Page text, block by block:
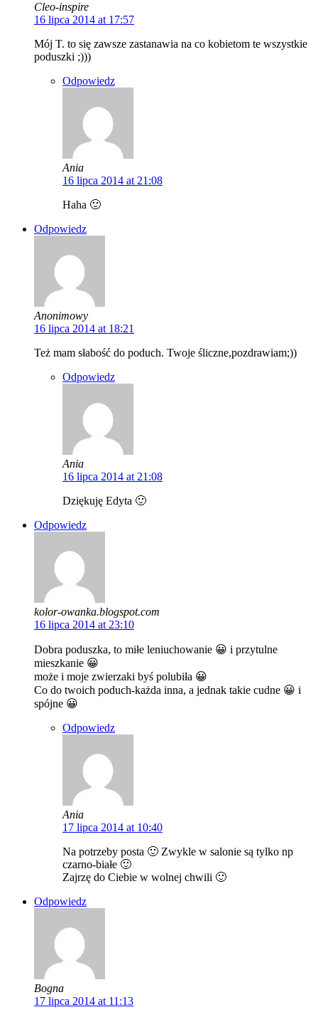
Cleo-inspire
16 lipca 2014 at 17:57
Mój T. to się zawsze zastanawia na co kobietom te wszystkie
poduszki ;)))
Odpowiedz
Ania
16 lipca 2014 at 21:08
Haha 🙂
Odpowiedz
Anonimowy
16 lipca 2014 at 18:21
Też mam słabość do poduch. Twoje śliczne,pozdrawiam;))
Odpowiedz
Ania
16 lipca 2014 at 21:08
Dziękuję Edyta 🙂
Odpowiedz
kolor-owanka.blogspot.com
16 lipca 2014 at 23:10
Dobra poduszka, to miłe leniuchowanie 😀 i przytulne
mieszkanie 😀
może i moje zwierzaki byś polubiła 😀
Co do twoich poduch-każda inna, a jednak takie cudne 😀 i
spójne 😀
Odpowiedz
Ania
17 lipca 2014 at 10:40
Na potrzeby posta 🙂 Zwykle w salonie są tylko np
czarno-białe 🙂
Zajrzę do Ciebie w wolnej chwili 🙂
Odpowiedz
Bogna
17 lipca 2014 at 11:13